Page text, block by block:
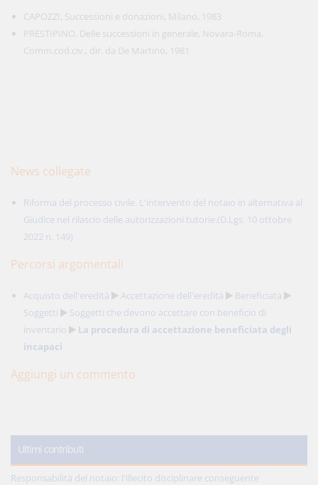
CAPOZZI, Successioni e donazioni, Milano, 1983
PRESTIPINO, Delle successioni in generale, Novara-Roma,
Comm.cod.civ., dir. da De Martino, 1981
News collegate
Riforma del processo civile. L'intervento del notaio in alternativa al
Giudice nel rilascio delle autorizzazioni tutorie.(D.Lgs. 10 ottobre
2022 n. 149)
Percorsi argomentali
Acquisto dell'eredità Accettazione dell'eredità
Beneficiata
Soggetti
Soggetti che devono accettare con beneficio di
inventario
La procedura di accettazione beneficiata degli
incapaci
Aggiungi un commento
Ultimi contributi
Responsabilità del notaio: l'illecito disciplinare conseguente